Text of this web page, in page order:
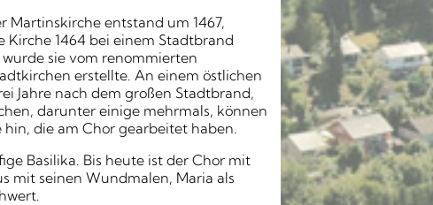
Martinskirche entstand um 1467,
Kirche 1464 bei einem Stadtbrand
sie vom renommierten
erstellte. An einem östlichen
Jahre nach dem großen Stadtbrand,
darunter einige mehrmals, können
hin, die am Chor gearbeitet haben.
Basilika. Bis heute ist der Chor mit
mit seinen Wundmalen, Maria als